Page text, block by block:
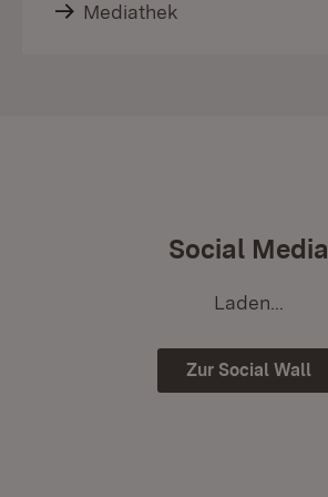
Mediathek
Social Media
Laden...
Zur Social Wall